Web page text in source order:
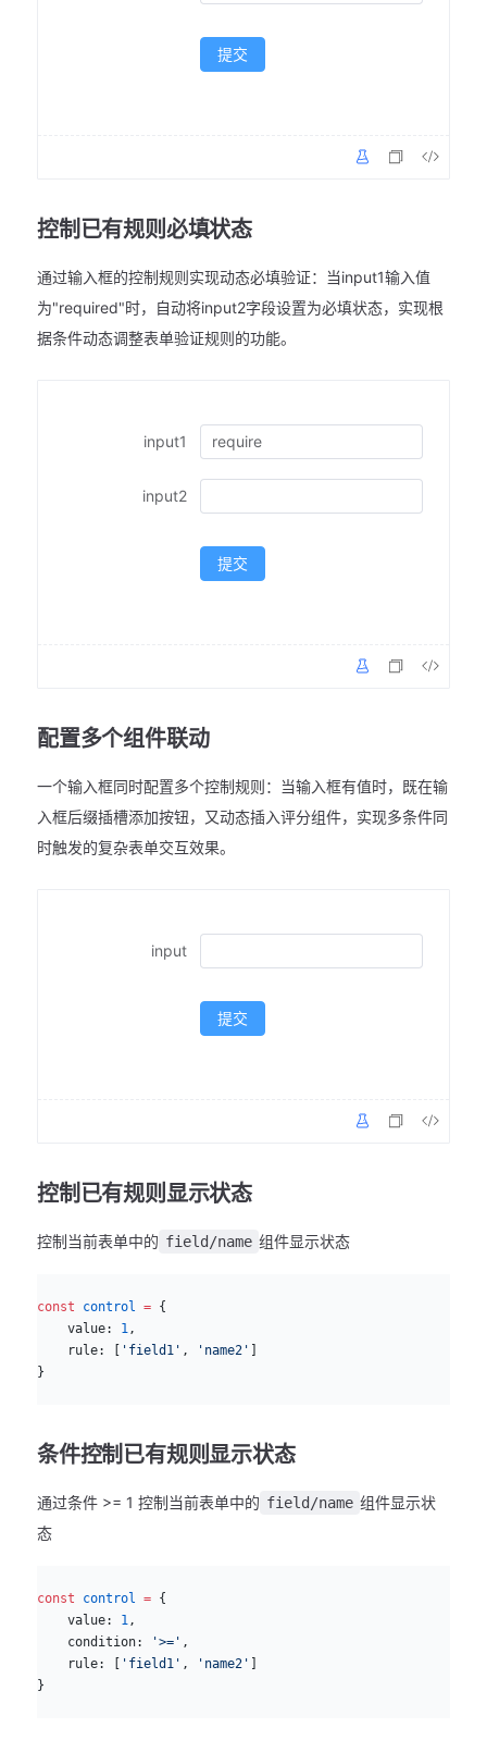
提交
控制已有规则必填状态
通过输入框的控制规则实现动态必填验证：当input1输入值
为"required"时，自动将input2字段设置为必填状态，实现根
据条件动态调整表单验证规则的功能。
input1
input2
提交
配置多个组件联动
一个输入框同时配置多个控制规则：当输入框有值时，既在输
入框后缀插槽添加按钮，又动态插入评分组件，实现多条件同
时触发的复杂表单交互效果。
input
提交
控制已有规则显示状态
控制当前表单中的 field/name 组件显示状态
const control = {
    value:
1 ,
    rule: [
'field1' , 'name2' ]
}
条件控制已有规则显示状态
通过条件 >= 1 控制当前表单中的 field/name 组件显示状
态
const control = {
    value:
1 ,
    condition:
'>=' ,
    rule: [
'field1' , 'name2' ]
}